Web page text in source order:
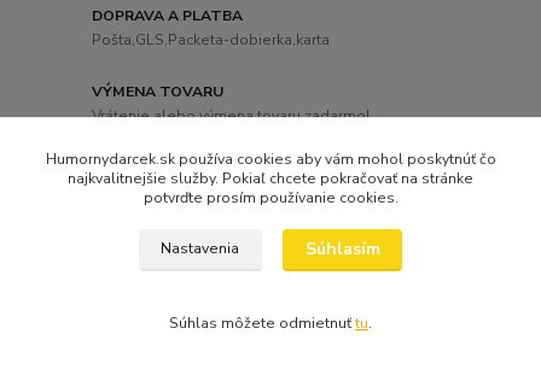
DOPRAVA A PLATBA
Pošta,GLS,Packeta-dobierka,karta
VÝMENA TOVARU
Vrátenie alebo výmena tovaru zadarmo!
DOPRAVA ZADARMO
Objednávka nad 60,-eur.
OSOBNÝ ODBER
Tovar si môžete vyzdvihnúť v Prievidzi
Humornydarcek.sk používa cookies aby vám mohol poskytnúť čo
najkvalitnejšie služby. Pokiaľ chcete pokračovať na stránke
potvrďte prosím používanie cookies.
Nastavenia Súhlasím
Súhlas môžete odmietnuťtu.